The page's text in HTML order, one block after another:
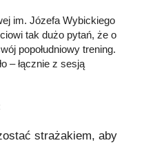
im. Józefa Wybickiego
tak dużo pytań, że o
popołudniowy trening.
– łącznie z sesją
strażakiem, aby